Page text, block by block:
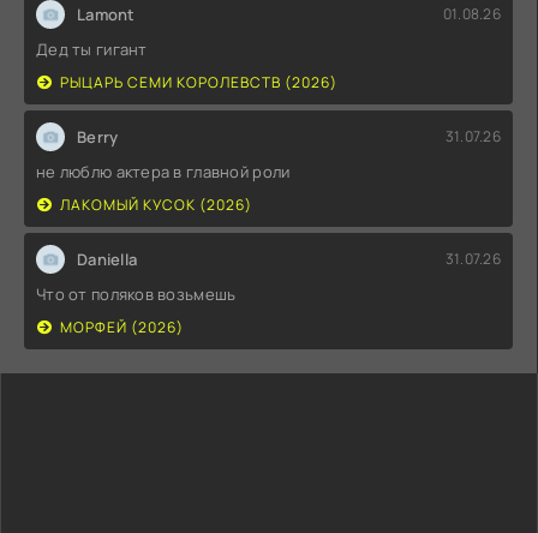
Lamont 01.08.26
Дед ты гигант
РЫЦАРЬ СЕМИ КОРОЛЕВСТВ (2026)
Berry 31.07.26
не люблю актера в главной роли
ЛАКОМЫЙ КУСОК (2026)
Daniella 31.07.26
Что от поляков возьмешь
МОРФЕЙ (2026)